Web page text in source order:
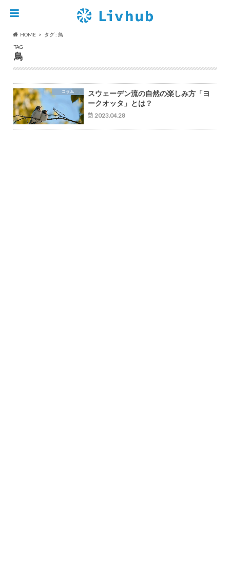
HOME
タグ : 鳥
TAG
鳥
コラム
スウェーデン流の自然の楽しみ方「ヨ
ークオッタ」とは？
2023.04.28